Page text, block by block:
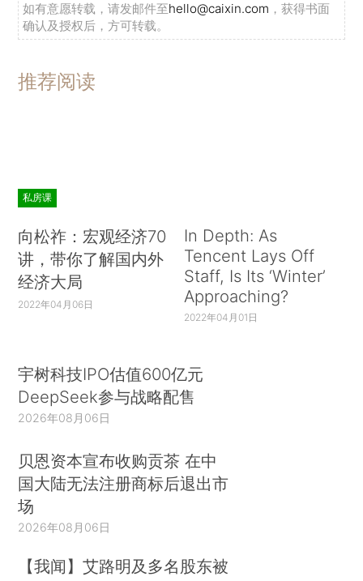
如有意愿转载，请发邮件至hello@caixin.com ，获得书面
确认及授权后，方可转载。
推荐阅读
私房课
向松祚：宏观经济70
讲，带你了解国内外
经济大局
2022年04月06日
In Depth: As
Tencent Lays Off
Staff, Is Its ‘Winter’
Approaching?
2022年04月01日
宇树科技IPO估值600亿元
DeepSeek参与战略配售
2026年08月06日
贝恩资本宣布收购贡茶 在中
国大陆无法注册商标后退出市
场
2026年08月06日
【我闻】艾路明及多名股东被